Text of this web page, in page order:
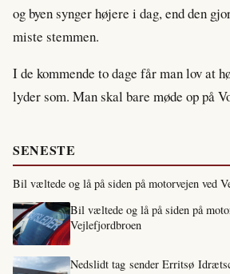
og byen synger højere i dag, end den
miste stemmen.
I de kommende to dage får man lov at
lyder som. Man skal bare møde op på
SENESTE
Bil væltede og lå på siden på motorvejen ved
Bil væltede og lå på siden på
Vejlefjordbroen
Nedslidt tag sender Erritsø